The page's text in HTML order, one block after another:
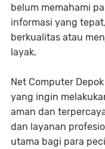
belum memahami
informasi yang
berkualitas atau
layak.
Net Computer
yang ingin
aman dan
dan layanan
utama bagi para